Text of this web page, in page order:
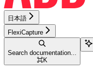
日本語
FlexiCapture
Search documentation...
⌘K